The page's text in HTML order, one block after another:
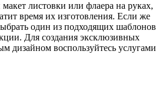
листовки или флаера на руках,
время их изготовления. Если же
один из подходящих шаблонов
Для создания эксклюзивных
дизайном воспользуйтесь услугами